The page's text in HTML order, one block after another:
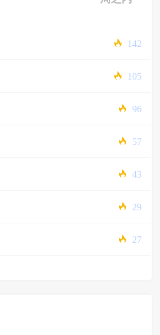
142
105
96
57
43
29
27